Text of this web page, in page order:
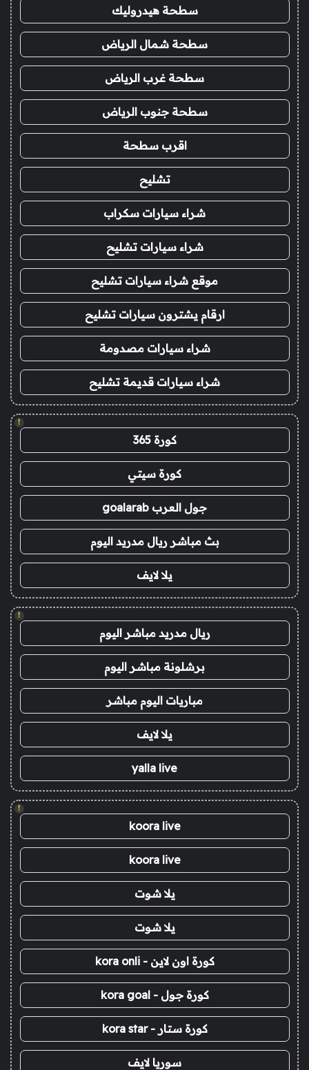
سطحة هيدروليك
سطحة شمال الرياض
سطحة غرب الرياض
سطحة جنوب الرياض
اقرب سطحة
تشليح
شراء سيارات سكراب
شراء سيارات تشليح
موقع شراء سيارات تشليح
ارقام يشترون سيارات تشليح
شراء سيارات مصدومة
شراء سيارات قديمة تشليح
!
كورة 365
كورة سيتي
جول العرب goalarab
بث مباشر ريال مدريد اليوم
يلا لايف
!
ريال مدريد مباشر اليوم
برشلونة مباشر اليوم
مباريات اليوم مباشر
يلا لايف
yalla live
!
koora live
koora live
يلا شوت
يلا شوت
كورة اون لاين - kora onli
كورة جول - kora goal
كورة ستار - kora star
سوريا لايف